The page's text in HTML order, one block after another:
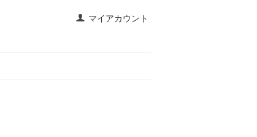
マイアカウント